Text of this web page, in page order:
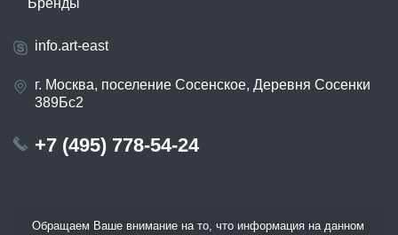
info.art-east
г. Москва, поселение Сосенское, Деревня Сосенки
389Бс2
+7 (495) 778-54-24
Обращаем Ваше внимание на то, что информация на данном